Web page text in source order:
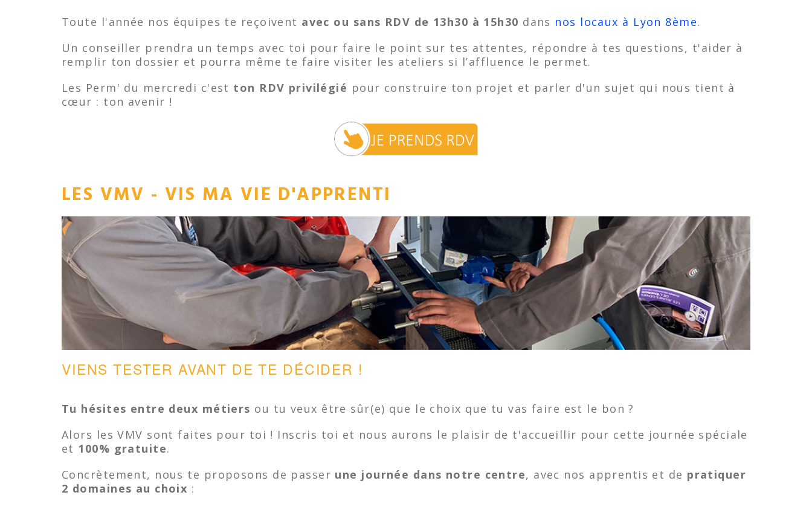
Toute l'année nos équipes te reçoivent avec ou sans RDV de 13h30 à 15h30 dans nos locaux à Lyon 8ème.
Un conseiller prendra un temps avec toi pour faire le point sur tes attentes, répondre à tes questions, t'aider à
remplir ton dossier et pourra même te faire visiter les ateliers si l’affluence le permet.
Les Perm' du mercredi c'est ton RDV privilégié pour construire ton projet et parler d'un sujet qui nous tient à
cœur : ton avenir !
LES VMV - VIS MA VIE D'APPRENTI
VIENS TESTER AVANT DE TE DÉCIDER !
Tu hésites entre deux métiers ou tu veux être sûr(e) que le choix que tu vas faire est le bon ?
Alors les VMV sont faites pour toi ! Inscris toi et nous aurons le plaisir de t'accueillir pour cette journée spéciale
et 100% gratuite.
Concrètement, nous te proposons de passer une journée dans notre centre, avec nos apprentis et de pratiquer
2 domaines au choix :